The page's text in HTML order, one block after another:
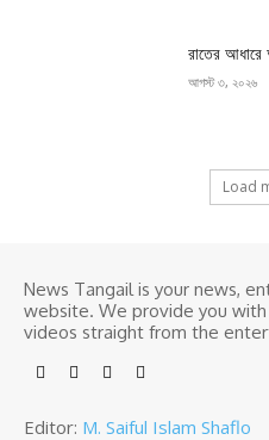
রাতের আধারে
আগস্ট ৩, ২০২৬
Load
News Tangail is your news,
website. We provide you
videos straight from the
Editor: M. Saiful Islam Shaflo